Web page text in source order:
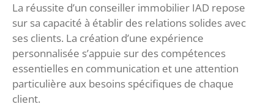
La réussite d’un conseiller immobilier IAD repose
sur sa capacité à établir des relations solides avec
ses clients. La création d’une expérience
personnalisée s’appuie sur des compétences
essentielles en communication et une attention
particulière aux besoins spécifiques de chaque
client.